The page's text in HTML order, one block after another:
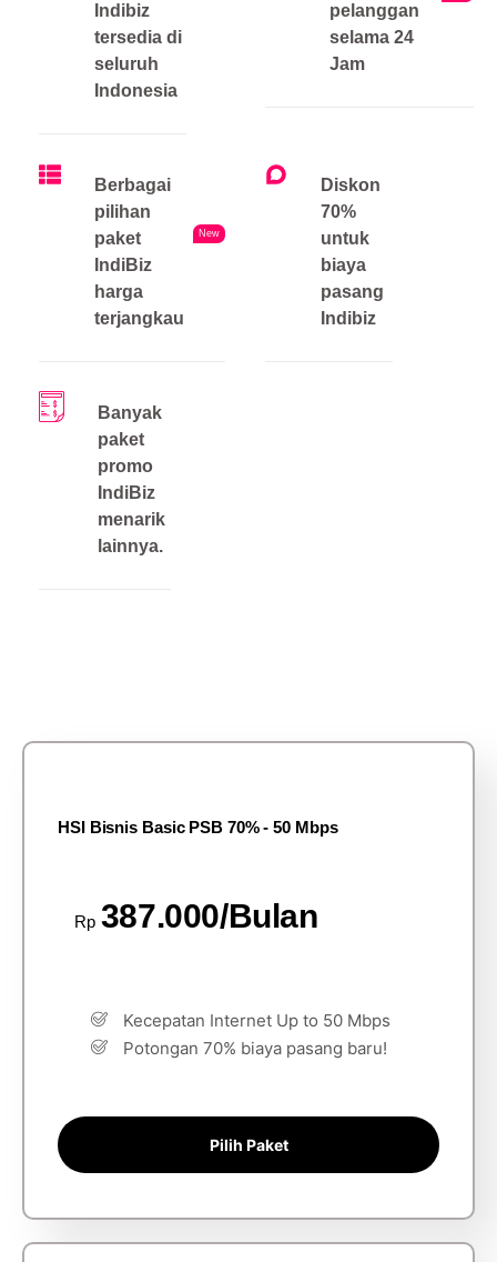
Indibiz
tersedia di
seluruh
Indonesia
pelanggan
selama 24
Jam
Berbagai
pilihan
paket
IndiBiz
harga
terjangkau
New
Diskon
70%
untuk
biaya
pasang
Indibiz
Banyak
paket
promo
IndiBiz
menarik
lainnya.
HSI Bisnis Basic PSB 70% - 50 Mbps
Rp 387.000/Bulan
Kecepatan Internet Up to 50 Mbps
Potongan 70% biaya pasang baru!
Pilih Paket